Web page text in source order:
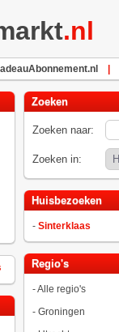
.nl
Zoeken
Zoeken naar:
Zoeken in:
Huisbezoeken
- Sinterklaas
Regio's
-Alle regio's
- Groningen